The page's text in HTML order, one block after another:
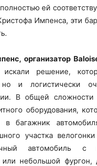
ей
Импенса, эти
организатор
решение,
но и логистически
В общей
оборудования,
в багажник
участка
автомобиль с
небольшой фургон,